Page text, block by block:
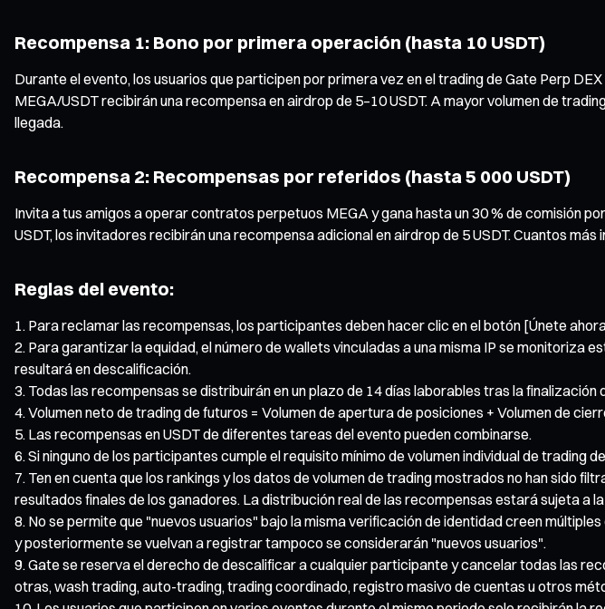
Recompensa 1: Bono por primera operación (hasta 10 USDT)
Durante el evento, los usuarios que participen por primera vez en el trading de Gate Perp
MEGA/USDT recibirán una recompensa en airdrop de 5–10 USDT. A mayor volumen de
llegada.
Recompensa 2: Recompensas por referidos (hasta 5 000 USDT)
Invita a tus amigos a operar contratos perpetuos MEGA y gana hasta un 30 % de comisión
USDT, los invitadores recibirán una recompensa adicional en airdrop de 5 USDT. Cuantos
Reglas del evento:
Para reclamar las recompensas, los participantes deben hacer clic en el botón [Únete
Para garantizar la equidad, el número de wallets vinculadas a una misma IP se
resultará en descalificación.
Todas las recompensas se distribuirán en un plazo de 14 días laborables tras la finalización
Volumen neto de trading de futuros = Volumen de apertura de posiciones + Volumen de
Las recompensas en USDT de diferentes tareas del evento pueden combinarse.
Si ninguno de los participantes cumple el requisito mínimo de volumen individual de
Ten en cuenta que los rankings y los datos de volumen de trading mostrados no han sido
resultados finales de los ganadores. La distribución real de las recompensas estará sujeta a
No se permite que "nuevos usuarios" bajo la misma verificación de identidad creen
y posteriormente se vuelvan a registrar tampoco se considerarán "nuevos usuarios".
Gate se reserva el derecho de descalificar a cualquier participante y cancelar todas las
otras, wash trading, auto-trading, trading coordinado, registro masivo de cuentas u otros